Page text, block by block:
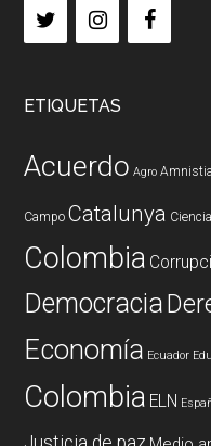
ETIQUETAS
Acuerdo Agro Amnistia
Campo Catalunya
Colombia
Democracia
Economía Ecuador
Colombia ELN